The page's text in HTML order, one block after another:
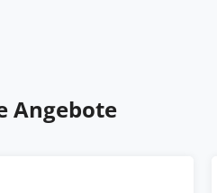
Angebote